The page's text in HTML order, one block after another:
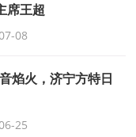
席王超
08
焰火，济宁方特日
25